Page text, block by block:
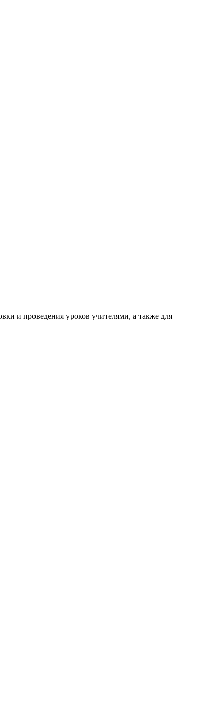
и проведения уроков учителями, а также для